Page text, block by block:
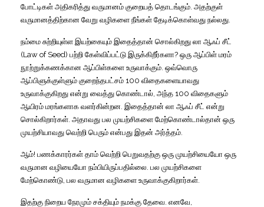
போட்டிகள் அதிகரித்து வருமானம் குறையத் தொடங்கும். அதற்குள்
வருமானத்திற்கான வேறு வழிகளை நீங்கள் தேடிக்கொள்வது நல்லது.
நம்மை சுற்றியுள்ள இயற்கையும் இதைத்தான் சொல்கிறது லா ஆஃப் சீட்
(Law of Seed) பற்றி கேள்விப்பட்டு இருக்கிறீர்களா? ஒரு ஆப்பிள் மரம்
நூற்றுக்கணக்கான ஆப்பிள்களை உருவாக்கும். ஒவ்வொரு
ஆப்பிளுக்குள்ளும் குறைந்தபட்சம் 100 விதைகளையாவது
உருவாக்குகிறது என்று வைத்து கொண்டால், அந்த 100 விதைகளும்
ஆயிரம் மரங்களாக வளர்கின்றன. இதைத்தான் லா ஆஃப் சீட் என்று
சொல்கிறார்கள். அதாவது பல முயற்சிகளை மேற்கொண்டால்தான் ஒரு
முயற்சியாவது வெற்றி பெரும் என்பது இதன் அர்த்தம்.
ஆம்! பணக்காரர்கள் தாம் வெற்றி பெறுவதற்கு ஒரு முயற்சியையோ ஒரு
வருமான வழியையோ நம்பியிருப்பதில்லை. பல முயற்சிகளை
மேற்கொண்டு, பல வருமான வழிகளை உருவாக்குகிறார்கள்.
இதற்கு நிறைய நேரமும் சக்தியும் நமக்கு தேவை. எனவே,